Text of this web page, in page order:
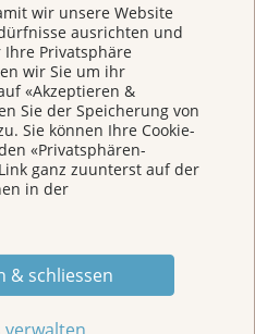
wir unsere Website
ausrichten und
Privatsphäre
wir Sie um ihr
«Akzeptieren &
Sie der Speicherung von
Sie können Ihre Cookie-
«Privatsphären-
ganz zuunterst auf der
in der
& schliessen
& Angehörige
Podcasts/Links
uns